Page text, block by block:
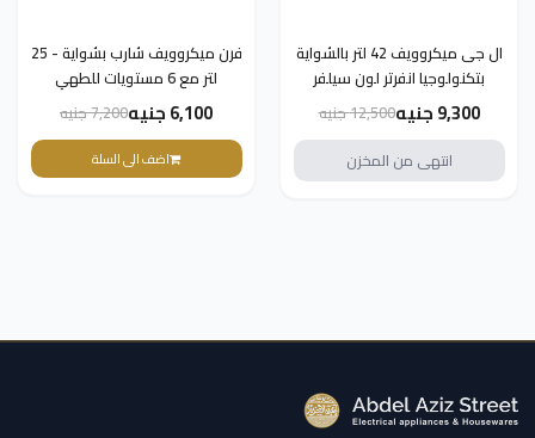
ال جى ميكروويف 42 لتر بالشواية
بتكنولوجيا انفرتر لون سيلفر
MH8265CIS -(ضمان دولي)
9,300 جنيه
12,500 جنيه
انتهى من المخزن
فرن ميكروويف شارب بشواية - 25
لتر مع 6 مستويات للطهي
75MT(S)- ضمان دولي
6,100 جنيه 7,200 جنيه
اضف الى السلة